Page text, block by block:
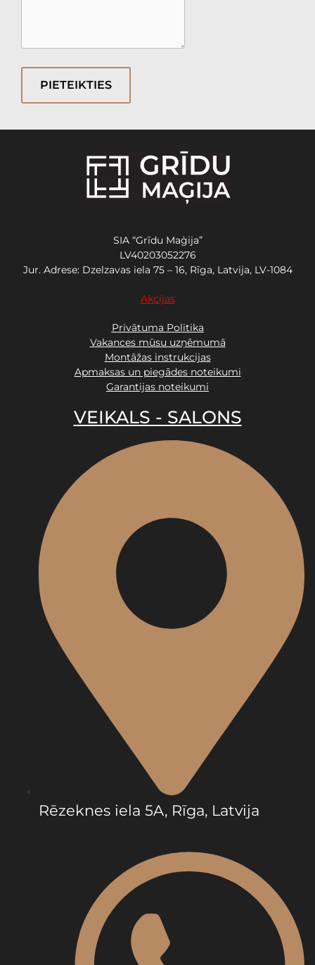
PIETEIKTIES
SIA “Grīdu Maģija”
LV40203052276
Jur. Adrese: Dzelzavas iela 75 – 16, Rīga, Latvija, LV-1084
Akcijas
Privātuma Politika
Vakances mūsu uzņēmumā
Montāžas instrukcijas
Apmaksas un piegādes noteikumi
Garantijas noteikumi
VEIKALS - SALONS
Rēzeknes iela 5A, Rīga, Latvija